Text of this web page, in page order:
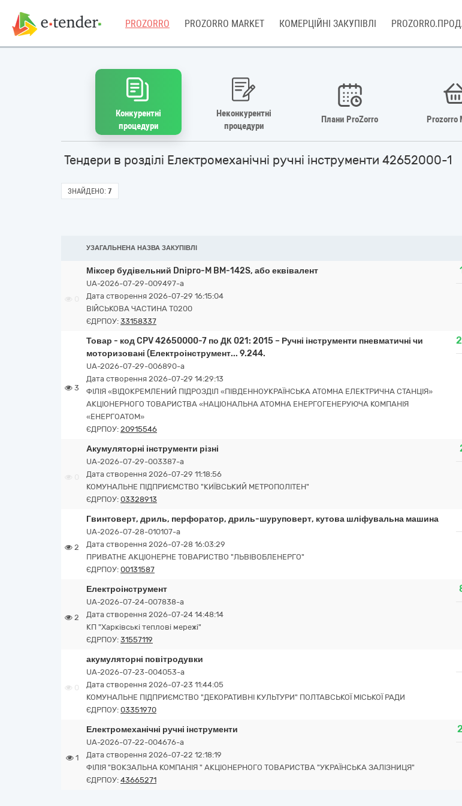
PROZORRO PROZORRO MARKET КОМЕРЦІЙНІ ЗАКУПІВЛІ
Конкурентні
процедури
Неконкурентні
процедури
Плани ProZorro Prozorro
Тендери в розділі Електромеханічні ручні інструменти 42652000-1
ЗНАЙДЕНО: 7
УЗАГАЛЬНЕНА НАЗВА ЗАКУПІВЛІ
Міксер будівельний Dnipro-M BM-142S, або еквівалент
UA-2026-07-29-009497-a
Дата створення 2026-07-29 16:15:04
ВІЙСЬКОВА ЧАСТИНА Т0200
ЄДРПОУ: 33158337
3
Товар - код CPV 42650000-7 по ДК 021: 2015 – Ручні інструменти пневматичні чи
моторизовані (Електроінструмент... 9.244.
UA-2026-07-29-006890-a
Дата створення 2026-07-29 14:29:13
ФІЛІЯ «ВІДОКРЕМЛЕНИЙ ПІДРОЗДІЛ «ПІВДЕННОУКРАЇНСЬКА АТОМНА ЕЛЕКТРИЧНА СТАНЦІЯ»
АКЦІОНЕРНОГО ТОВАРИСТВА «НАЦІОНАЛЬНА АТОМНА ЕНЕРГОГЕНЕРУЮЧА КОМПАНІЯ
«ЕНЕРГОАТОМ»
ЄДРПОУ: 20915546
Акумуляторні інструменти різні
UA-2026-07-29-003387-a
Дата створення 2026-07-29 11:18:56
КОМУНАЛЬНЕ ПІДПРИЄМСТВО "КИЇВСЬКИЙ МЕТРОПОЛІТЕН"
ЄДРПОУ: 03328913
2
Гвинтоверт, дриль, перфоратор, дриль-шуруповерт, кутова шліфувальна машина
UA-2026-07-28-010107-a
Дата створення 2026-07-28 16:03:29
ПРИВАТНЕ АКЦІОНЕРНЕ ТОВАРИСТВО "ЛЬВІВОБЛЕНЕРГО"
ЄДРПОУ: 00131587
2
Електроінструмент
UA-2026-07-24-007838-a
Дата створення 2026-07-24 14:48:14
КП "Харківські теплові мережі"
ЄДРПОУ: 31557119
0
акумуляторні повітродувки
UA-2026-07-23-004053-a
Дата створення 2026-07-23 11:44:05
КОМУНАЛЬНЕ ПІДПРИЄМСТВО "ДЕКОРАТИВНІ КУЛЬТУРИ" ПОЛТАВСЬКОЇ МІСЬКОЇ РАДИ
ЄДРПОУ: 03351970
1
Електромеханічні ручні інструменти
UA-2026-07-22-004676-a
Дата створення 2026-07-22 12:18:19
ФІЛІЯ "ВОКЗАЛЬНА КОМПАНІЯ " АКЦІОНЕРНОГО ТОВАРИСТВА "УКРАЇНСЬКА ЗАЛІЗНИЦЯ"
ЄДРПОУ: 43665271